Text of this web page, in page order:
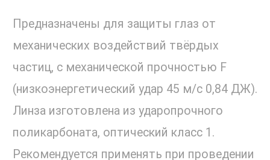
Предназначены для защиты глаз от
механических воздействий твёрдых
частиц, с механической прочностью F
(низкоэнергетический удар 45 м/с 0,84 ДЖ).
Линза изготовлена из ударопрочного
поликарбоната, оптический класс 1.
Рекомендуется применять при проведении